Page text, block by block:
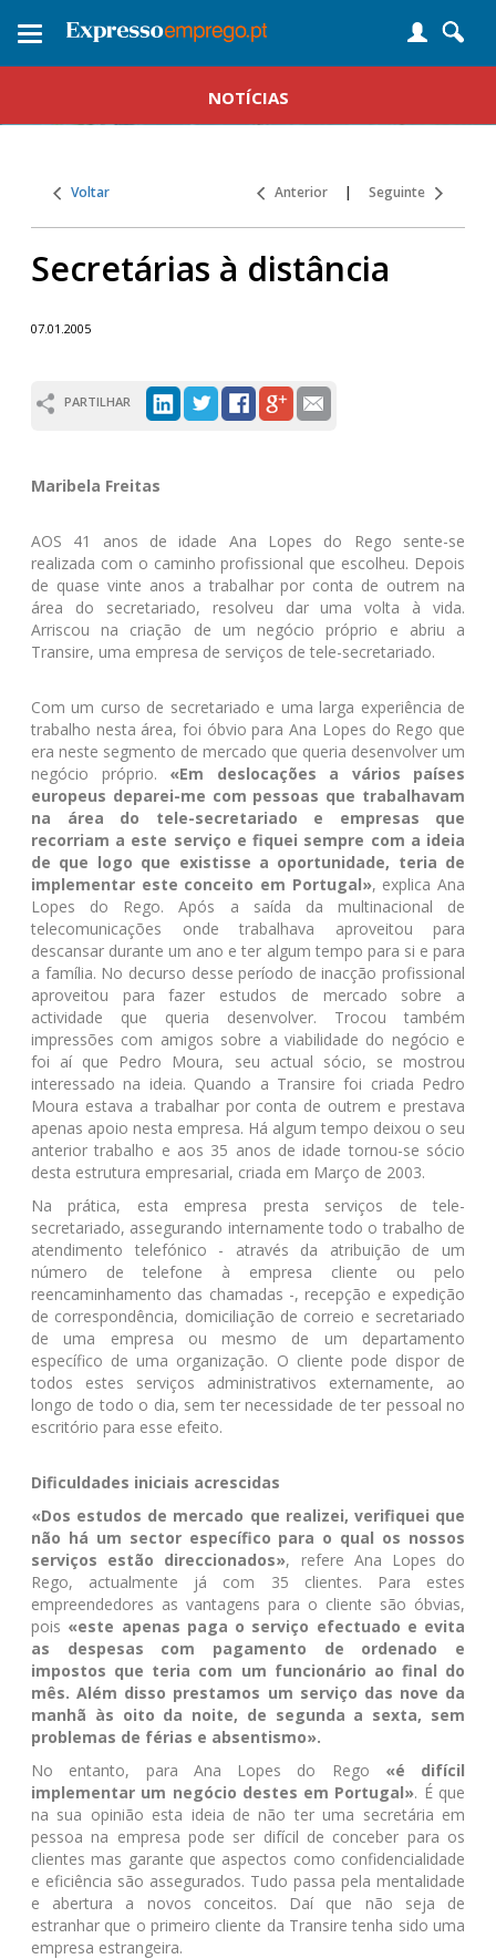
Toggle
NOTÍCIAS
Voltar Anterior | Seguinte
Secretárias à distância
07.01.2005
PARTILHAR
Maribela Freitas
AOS 41 anos de idade Ana Lopes do Rego sente-se
realizada com o caminho profissional que escolheu. Depois
de quase vinte anos a trabalhar por conta de outrem na
área do secretariado, resolveu dar uma volta à vida.
Arriscou na criação de um negócio próprio e abriu a
Transire, uma empresa de serviços de tele-secretariado.
Com um curso de secretariado e uma larga experiência de
trabalho nesta área, foi óbvio para Ana Lopes do Rego que
era neste segmento de mercado que queria desenvolver um
negócio próprio. «Em deslocações a vários países
europeus deparei-me com pessoas que trabalhavam
na área do tele-secretariado e empresas que
recorriam a este serviço e fiquei sempre com a ideia
de que logo que existisse a oportunidade, teria de
implementar este conceito em Portugal», explica Ana
Lopes do Rego. Após a saída da multinacional de
telecomunicações onde trabalhava aproveitou para
descansar durante um ano e ter algum tempo para si e para
a família. No decurso desse período de inacção profissional
aproveitou para fazer estudos de mercado sobre a
actividade que queria desenvolver. Trocou também
impressões com amigos sobre a viabilidade do negócio e
foi aí que Pedro Moura, seu actual sócio, se mostrou
interessado na ideia. Quando a Transire foi criada Pedro
Moura estava a trabalhar por conta de outrem e prestava
apenas apoio nesta empresa. Há algum tempo deixou o seu
anterior trabalho e aos 35 anos de idade tornou-se sócio
desta estrutura empresarial, criada em Março de 2003.
Na prática, esta empresa presta serviços de tele-
secretariado, assegurando internamente todo o trabalho de
atendimento telefónico - através da atribuição de um
número de telefone à empresa cliente ou pelo
reencaminhamento das chamadas -, recepção e expedição
de correspondência, domiciliação de correio e secretariado
de uma empresa ou mesmo de um departamento
específico de uma organização. O cliente pode dispor de
todos estes serviços administrativos externamente, ao
longo de todo o dia, sem ter necessidade de ter pessoal no
escritório para esse efeito.
Dificuldades iniciais acrescidas
«Dos estudos de mercado que realizei, verifiquei que
não há um sector específico para o qual os nossos
serviços estão direccionados», refere Ana Lopes do
Rego, actualmente já com 35 clientes. Para estes
empreendedores as vantagens para o cliente são óbvias,
pois «este apenas paga o serviço efectuado e evita
as despesas com pagamento de ordenado e
impostos que teria com um funcionário ao final do
mês. Além disso prestamos um serviço das nove da
manhã às oito da noite, de segunda a sexta, sem
problemas de férias e absentismo».
No entanto, para Ana Lopes do Rego «é difícil
implementar um negócio destes em Portugal». É que
na sua opinião esta ideia de não ter uma secretária em
pessoa na empresa pode ser difícil de conceber para os
clientes mas garante que aspectos como confidencialidade
e eficiência são assegurados. Tudo passa pela mentalidade
e abertura a novos conceitos. Daí que não seja de
estranhar que o primeiro cliente da Transire tenha sido uma
empresa estrangeira.